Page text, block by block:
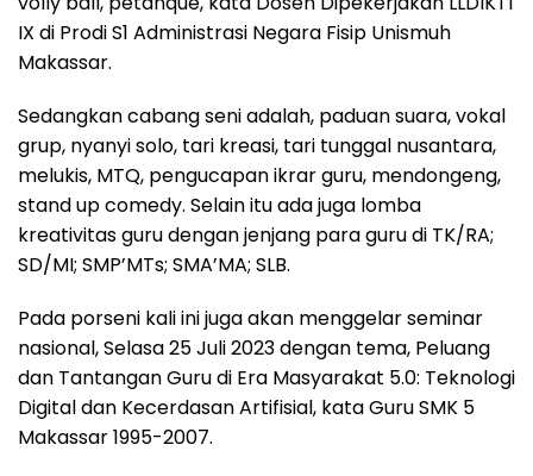
IX di Prodi S1 Administrasi Negara Fisip Unismuh
Makassar.
Sedangkan cabang seni adalah, paduan suara, vokal
grup, nyanyi solo, tari kreasi, tari tunggal nusantara,
melukis, MTQ, pengucapan ikrar guru, mendongeng,
stand up comedy. Selain itu ada juga lomba
kreativitas guru dengan jenjang para guru di TK/RA;
SD/MI; SMP’MTs; SMA’MA; SLB.
Pada porseni kali ini juga akan menggelar seminar
nasional, Selasa 25 Juli 2023 dengan tema, Peluang
dan Tantangan Guru di Era Masyarakat 5.0: Teknologi
Digital dan Kecerdasan Artifisial, kata Guru SMK 5
Makassar 1995-2007.